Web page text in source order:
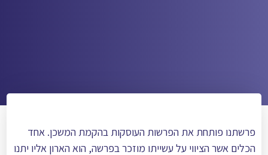
פרשתנו פותחת את הפרשות העוסקות בהקמת המשכן. אחד
הכלים אשר הציווי על עשייתו מוזכר בפרשה, הוא הארון אליו יתנו